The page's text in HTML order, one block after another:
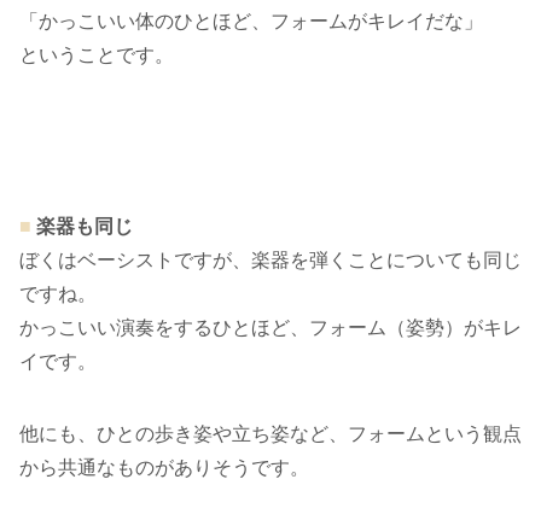
「かっこいい体のひとほど、フォームがキレイだな」
ということです。
■ 楽器も同じ
ぼくはベーシストですが、楽器を弾くことについても同じ
ですね。
かっこいい演奏をするひとほど、フォーム（姿勢）がキレ
イです。
他にも、ひとの歩き姿や立ち姿など、フォームという観点
から共通なものがありそうです。